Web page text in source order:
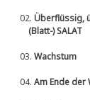
02.Überflüssig,
(Blatt-) SALAT
03.Wachstum
04.Am Ende der